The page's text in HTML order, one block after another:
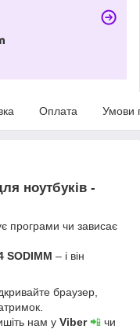
Оплата Умови
ноутбуків -
програми чи зависає
SODIMM – і він
браузер,
нам у Viber📲 чи